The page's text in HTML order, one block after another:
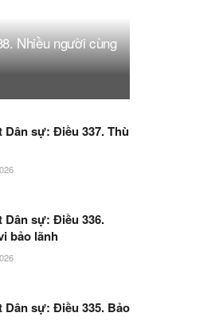
Nhiều người cùng
Dân sự: Điều 337. Thù
Dân sự: Điều 336.
bảo lãnh
Dân sự: Điều 335. Bảo